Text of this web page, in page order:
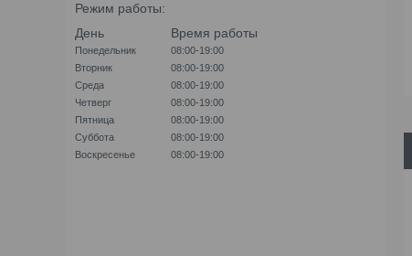
Режим работы:
День
Время работы
Понедельник
08:00-19:00
Вторник
08:00-19:00
Среда
08:00-19:00
Четверг
08:00-19:00
Пятница
08:00-19:00
Суббота
08:00-19:00
Воскресенье
08:00-19:00